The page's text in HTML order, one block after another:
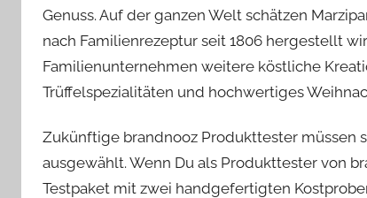
Genuss. Auf der ganzen Welt schätzen
nach Familienrezeptur seit 1806 hergestellt
Familienunternehmen weitere köstliche
Trüffelspezialitäten und hochwertiges
Zukünftige brandnooz Produkttester müssen
ausgewählt. Wenn Du als Produkttester von
Testpaket mit zwei handgefertigten